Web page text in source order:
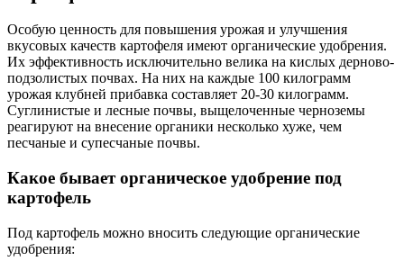
Особую ценность для повышения урожая и улучшения
вкусовых качеств картофеля имеют органические удобрения.
Их эффективность исключительно велика на кислых дерново-
подзолистых почвах. На них на каждые 100 килограмм
урожая клубней прибавка составляет 20-30 килограмм.
Суглинистые и лесные почвы, выщелоченные черноземы
реагируют на внесение органики несколько хуже, чем
песчаные и супесчаные почвы.
Какое бывает органическое удобрение под
картофель
Под картофель можно вносить следующие органические
удобрения: